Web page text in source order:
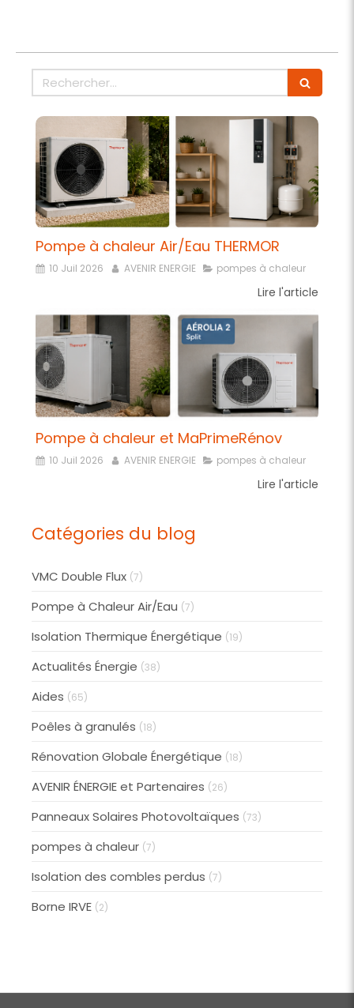
Rechercher
Pompe à chaleur Air/Eau THERMOR
10 Juil 2026 AVENIR ENERGIE pompes à chaleur
Lire l'article
Pompe à chaleur et MaPrimeRénov
10 Juil 2026 AVENIR ENERGIE pompes à chaleur
Lire l'article
Catégories du blog
VMC Double Flux (7)
Pompe à Chaleur Air/Eau (7)
Isolation Thermique Énergétique (19)
Actualités Énergie (38)
Aides (65)
Poêles à granulés (18)
Rénovation Globale Énergétique (18)
AVENIR ÉNERGIE et Partenaires (26)
Panneaux Solaires Photovoltaïques (73)
pompes à chaleur (7)
Isolation des combles perdus (7)
Borne IRVE (2)